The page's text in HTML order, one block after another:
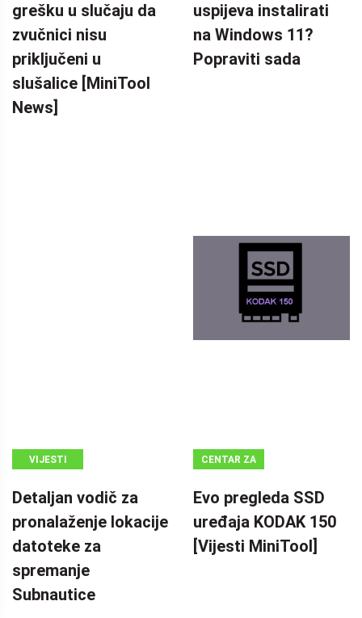
grešku u slučaju da
zvučnici nisu
priključeni u
slušalice [MiniTool
News]
uspijeva instalirati
na Windows 11?
Popraviti sada
VIJESTI
Detaljan vodič za
pronalaženje lokacije
datoteke za
spremanje
Subnautice
CENTAR ZA
MINITOOL
Evo pregleda SSD
uređaja KODAK 150
[Vijesti MiniTool]